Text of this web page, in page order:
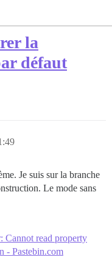
la
défaut
Je suis sur la branche
Le mode sans
Cannot read property
- Pastebin.com